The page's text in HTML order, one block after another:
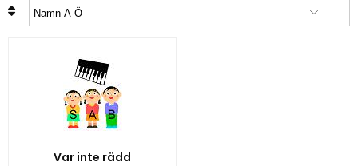
Var inte rädd